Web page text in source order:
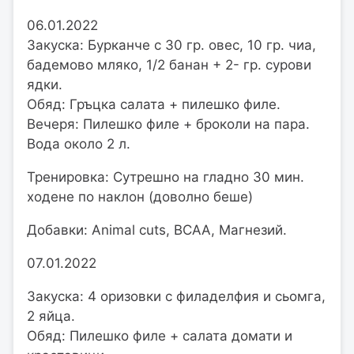
06.01.2022
Закуска: Бурканче с 30 гр. овес, 10 гр. чиа,
бадемово мляко, 1/2 банан + 2- гр. сурови
ядки.
Обяд: Гръцка салата + пилешко филе.
Вечеря: Пилешко филе + броколи на пара.
Вода около 2 л.
Тренировка: Сутрешно на гладно 30 мин.
ходене по наклон (доволно беше)
Добавки: Animal cuts, BCAA, Магнезий.
07.01.2022
Закуска: 4 оризовки с филаделфия и сьомга,
2 яйца.
Обяд: Пилешко филе + салата домати и